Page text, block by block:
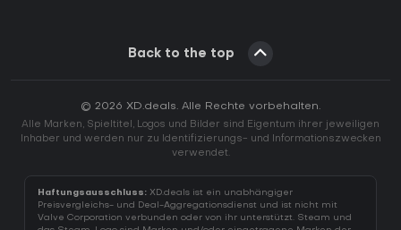
Back to the top
© 2026 XD.deals. Alle Rechte vorbehalten.
Alle Marken, Spieltitel, Logos und Bilder sind Eigentum ihrer jeweiligen
Inhaber und werden nur zu Identifizierungs- und Informationszwecken
verwendet.
Haftungsausschluss: XD.deals ist ein unabhängiger
Preisvergleichs- und Deal-Aggregationsdienst und ist nicht mit
Valve Corporation verbunden oder von ihr unterstützt. Steam und